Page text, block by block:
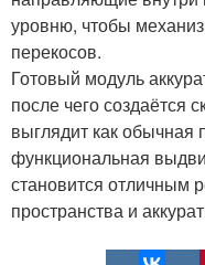
уровню, чтобы
перекосов.
Готовый модуль
после чего создаётся
выглядит как обычная
функциональная
становится отличным
пространства и